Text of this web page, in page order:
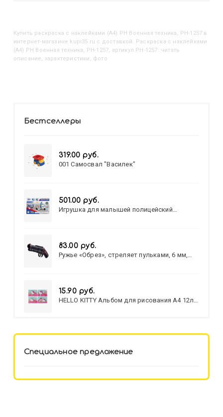
Купить Раскраска с наклейками (А4) РН Военная техника, РН-1257 в
интернет-магазине kupi35.ru с доставкой. Раскраска с наклейками
(А4) РН Военная техника, РН-1257, артикул РН-1257: читать
описание, характеристики, фото
Бестселлеры
319.00 руб.
001 Самосвал "Василек"
501.00 руб.
Игрушка для малышей полицейский
83.00 руб.
Ружье «Обрез», стреляет пульками, 6 мм,
15.90 руб.
HELLO KITTY Альбом для рисования А4 12л.
Специальное предложение